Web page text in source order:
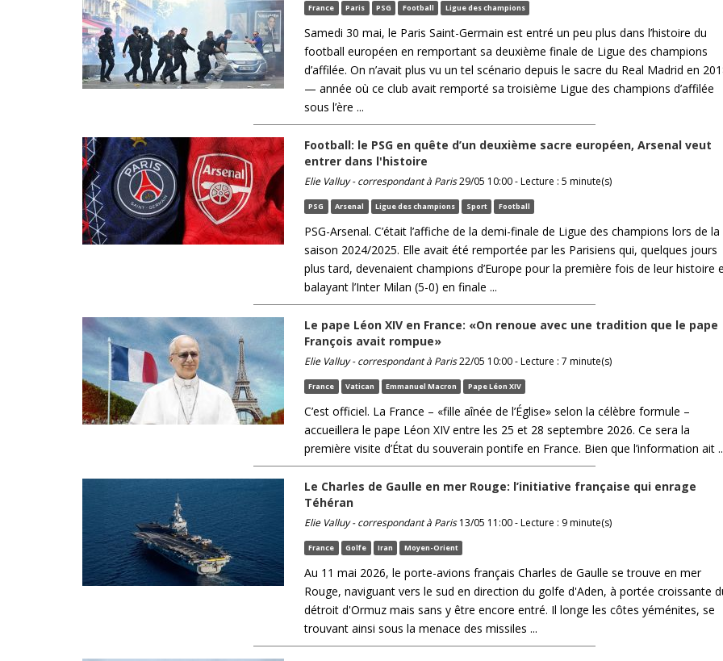
France Paris PSG Football Ligue des champions
Samedi 30 mai, le Paris Saint-Germain est entré un peu plus dans l’histoire du
football européen en remportant sa deuxième finale de Ligue des champions
d’affilée. On n’avait plus vu un tel scénario depuis le sacre du Real Madrid en
— année où ce club avait remporté sa troisième Ligue des champions d’affilée
sous l’ère ...
Football: le PSG en quête d’un deuxième sacre européen, Arsenal veut
entrer dans l'histoire
Elie Valluy - correspondant à Paris29/05 10:00 - Lecture : 5 minute(s)
PSG Arsenal Ligue des champions Sport Football
PSG-Arsenal. C’était l’affiche de la demi-finale de Ligue des champions lors de la
saison 2024/2025. Elle avait été remportée par les Parisiens qui, quelques jours
plus tard, devenaient champions d’Europe pour la première fois de leur histoire
balayant l’Inter Milan (5-0) en finale ...
Le pape Léon XIV en France: «On renoue avec une tradition que le pape
François avait rompue»
Elie Valluy - correspondant à Paris22/05 10:00 - Lecture : 7 minute(s)
France Vatican Emmanuel Macron Pape Léon XIV
C’est officiel. La France – «fille aînée de l’Église» selon la célèbre formule –
accueillera le pape Léon XIV entre les 25 et 28 septembre 2026. Ce sera la
première visite d’État du souverain pontife en France. Bien que l’information ait
Le Charles de Gaulle en mer Rouge: l’initiative française qui enrage
Téhéran
Elie Valluy - correspondant à Paris13/05 11:00 - Lecture : 9 minute(s)
France Golfe Iran Moyen-Orient
Au 11 mai 2026, le porte-avions français Charles de Gaulle se trouve en mer
Rouge, naviguant vers le sud en direction du golfe d'Aden, à portée croissante
détroit d'Ormuz mais sans y être encore entré. Il longe les côtes yéménites, se
trouvant ainsi sous la menace des missiles ...